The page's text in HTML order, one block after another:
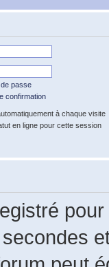
de passe
confirmation
à chaque visite
en ligne pour cette session